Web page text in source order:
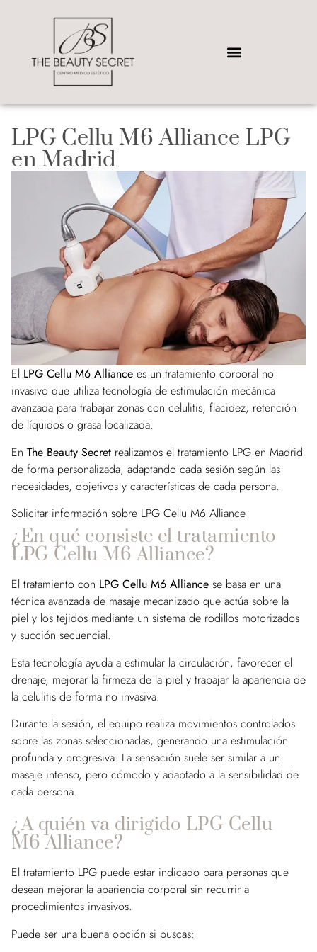
LPG Cellu M6 Alliance LPG
en Madrid
El LPG Cellu M6 Alliance es un tratamiento corporal no
invasivo que utiliza tecnología de estimulación mecánica
avanzada para trabajar zonas con celulitis, flacidez, retención
de líquidos o grasa localizada.
En The Beauty Secret realizamos el tratamiento LPG en Madrid
de forma personalizada, adaptando cada sesión según las
necesidades, objetivos y características de cada persona.
Solicitar información sobre LPG Cellu M6 Alliance
¿En qué consiste el tratamiento
LPG Cellu M6 Alliance?
El tratamiento con LPG Cellu M6 Alliance se basa en una
técnica avanzada de masaje mecanizado que actúa sobre la
piel y los tejidos mediante un sistema de rodillos motorizados
y succión secuencial.
Esta tecnología ayuda a estimular la circulación, favorecer el
drenaje, mejorar la firmeza de la piel y trabajar la apariencia de
la celulitis de forma no invasiva.
Durante la sesión, el equipo realiza movimientos controlados
sobre las zonas seleccionadas, generando una estimulación
profunda y progresiva. La sensación suele ser similar a un
masaje intenso, pero cómodo y adaptado a la sensibilidad de
cada persona.
¿A quién va dirigido LPG Cellu
M6 Alliance?
El tratamiento LPG puede estar indicado para personas que
desean mejorar la apariencia corporal sin recurrir a
procedimientos invasivos.
Puede ser una buena opción si buscas: